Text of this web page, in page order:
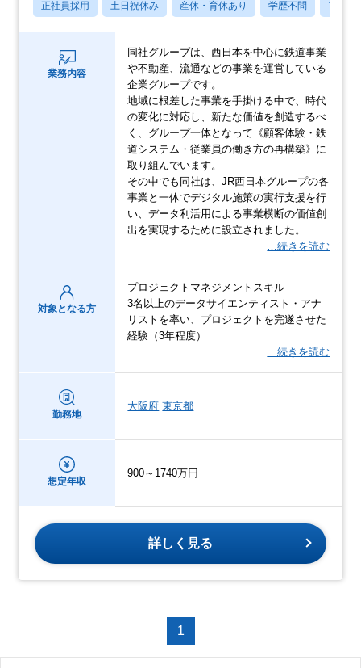
正社員採用 土日祝休み 産休・育休あり 学歴不問 フレッ
業務内容
同社グループは、西日本を中心に鉄道事業
や不動産、流通などの事業を運営している
企業グループです。
地域に根差した事業を手掛ける中で、時代
の変化に対応し、新たな価値を創造するべ
く、グループ一体となって《顧客体験・鉄
道システム・従業員の働き方の再構築》に
取り組んでいます。
その中でも同社は、JR西日本グループの各
事業と一体でデジタル施策の実行支援を行
い、データ利活用による事業横断の価値創
出を実現するために設立されました。
…続きを読む
対象となる方
プロジェクトマネジメントスキル
3名以上のデータサイエンティスト・アナ
リストを率い、プロジェクトを完遂させた
経験（3年程度）
…続きを読む
勤務地
大阪府 東京都
想定年収
900～1740万円
詳しく見る
1